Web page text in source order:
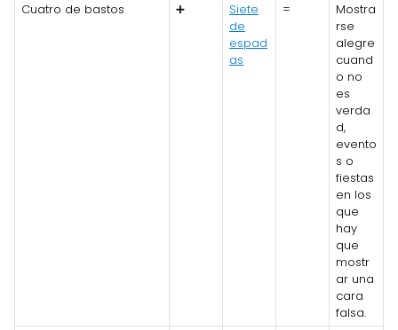
Cuatro de bastos
➕
Siete
de
espad
as
=
Mostra
rse
alegre
cuand
o no
es
verda
d,
evento
s o
fiestas
en los
que
hay
que
mostr
ar una
cara
falsa.